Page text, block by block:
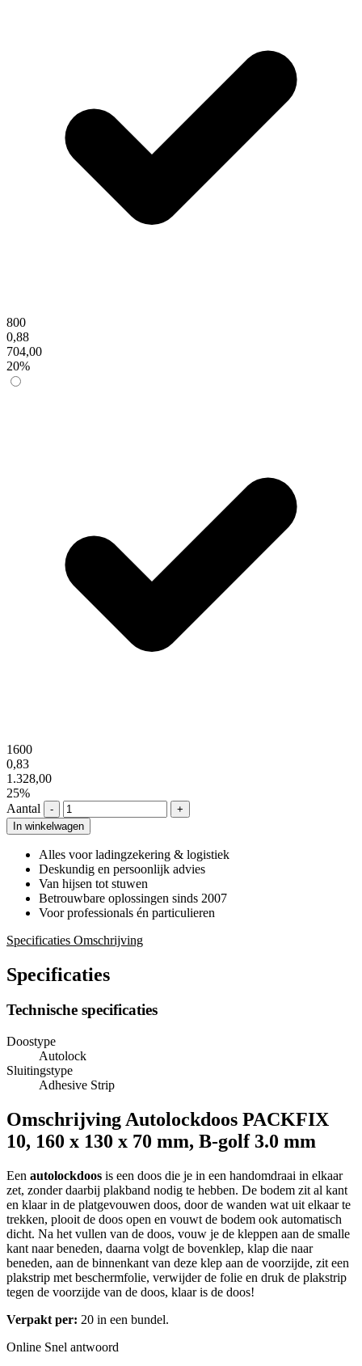
800
0,88
704,00
20%
1600
0,83
1.328,00
25%
Aantal
-
+
In winkelwagen
Alles voor ladingzekering & logistiek
Deskundig en persoonlijk advies
Van hijsen tot stuwen
Betrouwbare oplossingen sinds 2007
Voor professionals én particulieren
Specificaties Omschrijving
Specificaties
Technische specificaties
Doostype
Autolock
Sluitingstype
Adhesive Strip
Omschrijving Autolockdoos PACKFIX
10, 160 x 130 x 70 mm, B-golf 3.0 mm
Een autolockdoos is een doos die je in een handomdraai in elkaar
zet, zonder daarbij plakband nodig te hebben. De bodem zit al kant
en klaar in de platgevouwen doos, door de wanden wat uit elkaar te
trekken, plooit de doos open en vouwt de bodem ook automatisch
dicht. Na het vullen van de doos, vouw je de kleppen aan de smalle
kant naar beneden, daarna volgt de bovenklep, klap die naar
beneden, aan de binnenkant van deze klep aan de voorzijde, zit een
plakstrip met beschermfolie, verwijder de folie en druk de plakstrip
tegen de voorzijde van de doos, klaar is de doos!
Verpakt per: 20 in een bundel.
Online Snel antwoord